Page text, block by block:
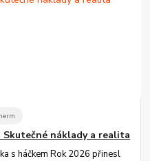
náklady a realita
s háčkem Rok 2026 přinesl